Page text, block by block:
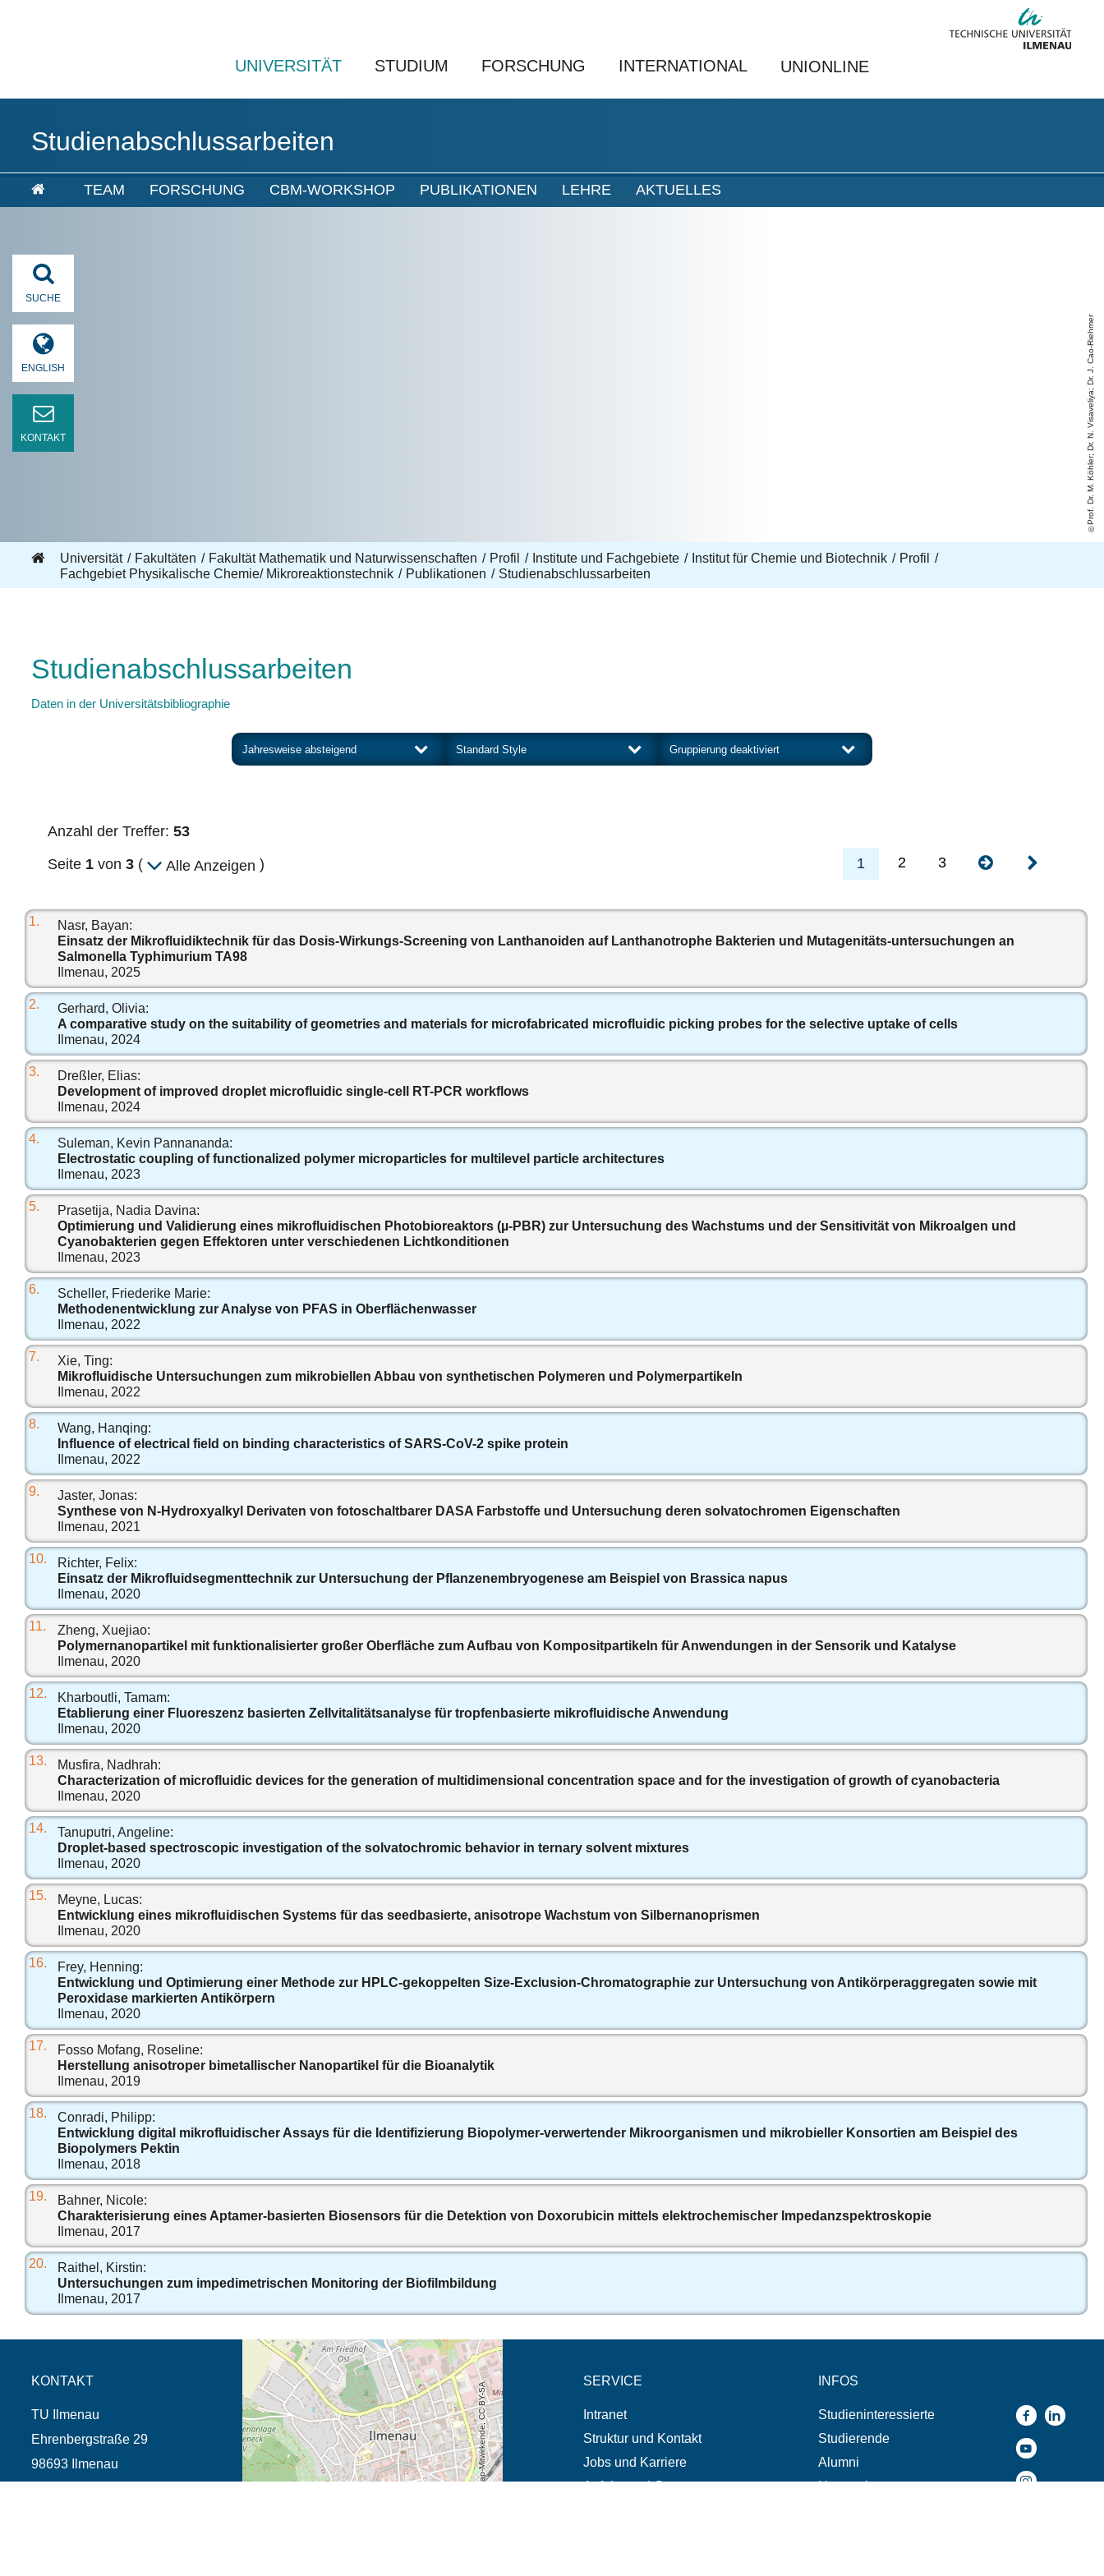
UNIVERSITÄT STUDIUM FORSCHUNG INTERNATIONAL UNIONLINE
Studienabschlussarbeiten
TEAM FORSCHUNG CBM-WORKSHOP PUBLIKATIONEN LEHRE AKTUELLES
Prof. Dr. M. Köhler; Dr. N. Visaveliya; Dr. J. Cao-Riehmer
SUCHE
ENGLISH
KONTAKT
Universität Fakultäten Fakultät Mathematik und Naturwissenschaften Profil Institute und Fachgebiete Institut für Chemie und Biotechnik
Profil
Fachgebiet Physikalische Chemie/ Mikroreaktionstechnik
Publikationen Studienabschlussarbeiten
Studienabschlussarbeiten
Daten in der Universitätsbibliographie
Anzahl der Treffer: 53
Seite 1 von 3 ( Alle Anzeigen ) 1 2 3
1.
Nasr, Bayan:
Einsatz der Mikrofluidiktechnik für das Dosis-Wirkungs-Screening von Lanthanoiden auf Lanthanotrophe Bakterien und Mutagenitäts-untersuchungen an
Salmonella Typhimurium TA98
Ilmenau, 2025
2.
Gerhard, Olivia:
A comparative study on the suitability of geometries and materials for microfabricated microfluidic picking probes for the selective uptake of cells
Ilmenau, 2024
3.
Dreßler, Elias:
Development of improved droplet microfluidic single-cell RT-PCR workflows
Ilmenau, 2024
4.
Suleman, Kevin Pannananda:
Electrostatic coupling of functionalized polymer microparticles for multilevel particle architectures
Ilmenau, 2023
5.
Prasetija, Nadia Davina:
Optimierung und Validierung eines mikrofluidischen Photobioreaktors (µ-PBR) zur Untersuchung des Wachstums und der Sensitivität von Mikroalgen und
Cyanobakterien gegen Effektoren unter verschiedenen Lichtkonditionen
Ilmenau, 2023
6.
Scheller, Friederike Marie:
Methodenentwicklung zur Analyse von PFAS in Oberflächenwasser
Ilmenau, 2022
7.
Xie, Ting:
Mikrofluidische Untersuchungen zum mikrobiellen Abbau von synthetischen Polymeren und Polymerpartikeln
Ilmenau, 2022
8.
Wang, Hanqing:
Influence of electrical field on binding characteristics of SARS-CoV-2 spike protein
Ilmenau, 2022
9.
Jaster, Jonas:
Synthese von N-Hydroxyalkyl Derivaten von fotoschaltbarer DASA Farbstoffe und Untersuchung deren solvatochromen Eigenschaften
Ilmenau, 2021
10.
Richter, Felix:
Einsatz der Mikrofluidsegmenttechnik zur Untersuchung der Pflanzenembryogenese am Beispiel von Brassica napus
Ilmenau, 2020
11.
Zheng, Xuejiao:
Polymernanopartikel mit funktionalisierter großer Oberfläche zum Aufbau von Kompositpartikeln für Anwendungen in der Sensorik und Katalyse
Ilmenau, 2020
12.
Kharboutli, Tamam:
Etablierung einer Fluoreszenz basierten Zellvitalitätsanalyse für tropfenbasierte mikrofluidische Anwendung
Ilmenau, 2020
13.
Musfira, Nadhrah:
Characterization of microfluidic devices for the generation of multidimensional concentration space and for the investigation of growth of cyanobacteria
Ilmenau, 2020
14.
Tanuputri, Angeline:
Droplet-based spectroscopic investigation of the solvatochromic behavior in ternary solvent mixtures
Ilmenau, 2020
15.
Meyne, Lucas:
Entwicklung eines mikrofluidischen Systems für das seedbasierte, anisotrope Wachstum von Silbernanoprismen
Ilmenau, 2020
16.
Frey, Henning:
Entwicklung und Optimierung einer Methode zur HPLC-gekoppelten Size-Exclusion-Chromatographie zur Untersuchung von Antikörperaggregaten sowie mit
Peroxidase markierten Antikörpern
Ilmenau, 2020
17.
Fosso Mofang, Roseline:
Herstellung anisotroper bimetallischer Nanopartikel für die Bioanalytik
Ilmenau, 2019
18.
Conradi, Philipp:
Entwicklung digital mikrofluidischer Assays für die Identifizierung Biopolymer-verwertender Mikroorganismen und mikrobieller Konsortien am Beispiel des
Biopolymers Pektin
Ilmenau, 2018
19.
Bahner, Nicole:
Charakterisierung eines Aptamer-basierten Biosensors für die Detektion von Doxorubicin mittels elektrochemischer Impedanzspektroskopie
Ilmenau, 2017
20.
Raithel, Kirstin:
Untersuchungen zum impedimetrischen Monitoring der Biofilmbildung
Ilmenau, 2017
KONTAKT
TU Ilmenau
Ehrenbergstraße 29
98693 Ilmenau
Öffnet die Anfahrtsbeschreibung in neuem
Tab (Karte)
© OpenStreetMap-Mitwirkende, CC BY-SA SERVICE
Intranet
Struktur und Kontakt
Jobs und Karriere
Anfahrt und Campus
INFOS
Studieninteressierte
Studierende
Alumni
Unternehmen